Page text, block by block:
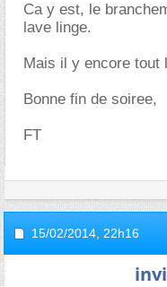
Ca y est, le
lave linge.
Mais il y encore tout
Bonne fin de soiree,
FT
15/02/2014, 22h16